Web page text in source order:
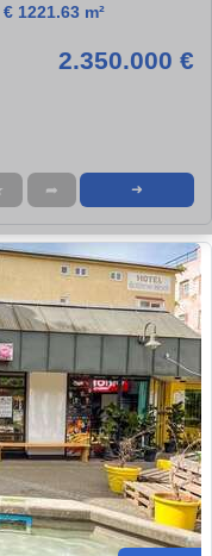
1221.63 m²
2.350.000 €
➦ ➜